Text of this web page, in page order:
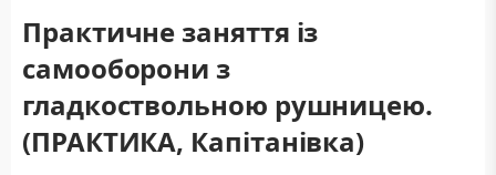
Практичне заняття із
самооборони з
гладкоствольною рушницею.
(ПРАКТИКА, Капітанівка)